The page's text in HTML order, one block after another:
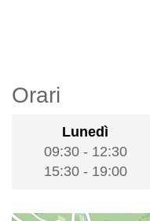
Orari
Lunedì
09:30- 12:30
15:30- 19:00